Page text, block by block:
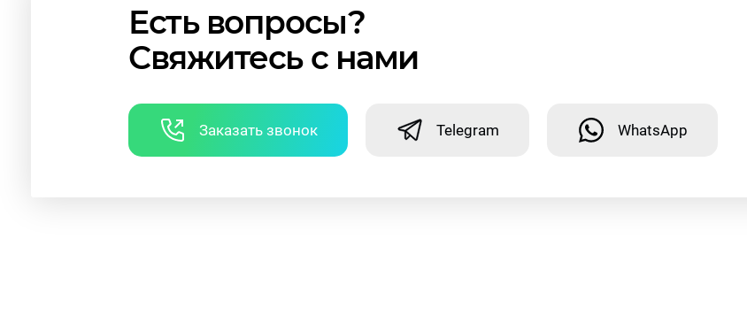
Есть вопросы?
Свяжитесь с нами
Заказать звонок Telegram WhatsApp